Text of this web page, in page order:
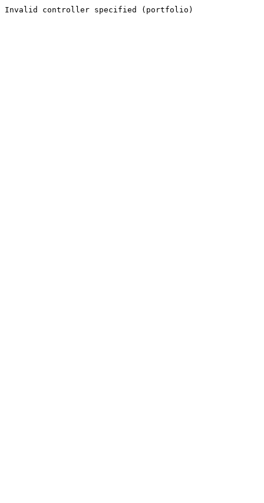
Invalid controller specified (portfolio)